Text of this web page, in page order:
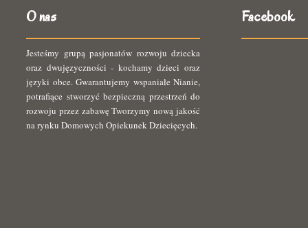
O nas
Jesteśmy grupą pasjonatów rozwoju dziecka
oraz dwujęzyczności - kochamy dzieci oraz
języki obce. Gwarantujemy wspaniałe Nianie,
potrafiące stworzyć bezpieczną przestrzeń do
rozwoju przez zabawę Tworzymy nową jakość
na rynku Domowych Opiekunek Dziecięcych.
Facebook